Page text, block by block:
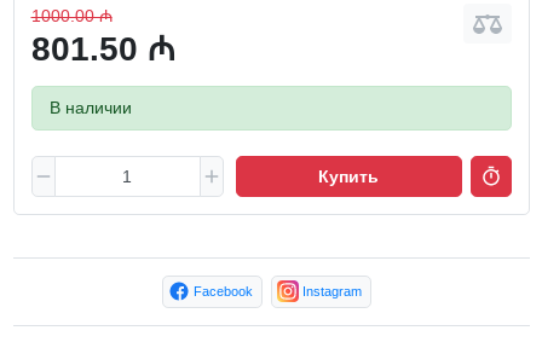
1000.00 ₼
801.50 ₼
В наличии
Купить
Facebook Instagram